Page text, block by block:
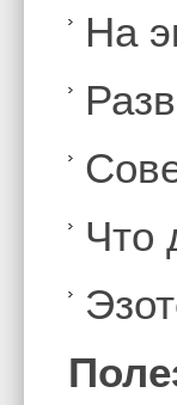
На
Что